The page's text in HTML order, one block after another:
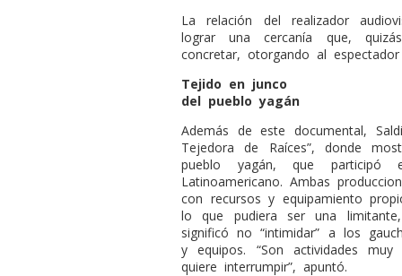
La relación del realizador
lograr una cercanía que,
concretar, otorgando al
Tejido en junco
del pueblo yagán
Además de este documental,
Tejedora de Raíces”, donde
pueblo yagán, que
Latinoamericano. Ambas
con recursos y equipamiento
lo que pudiera ser una
significó no “intimidar” a los
y equipos. “Son actividades
quiere interrumpir”, apuntó.